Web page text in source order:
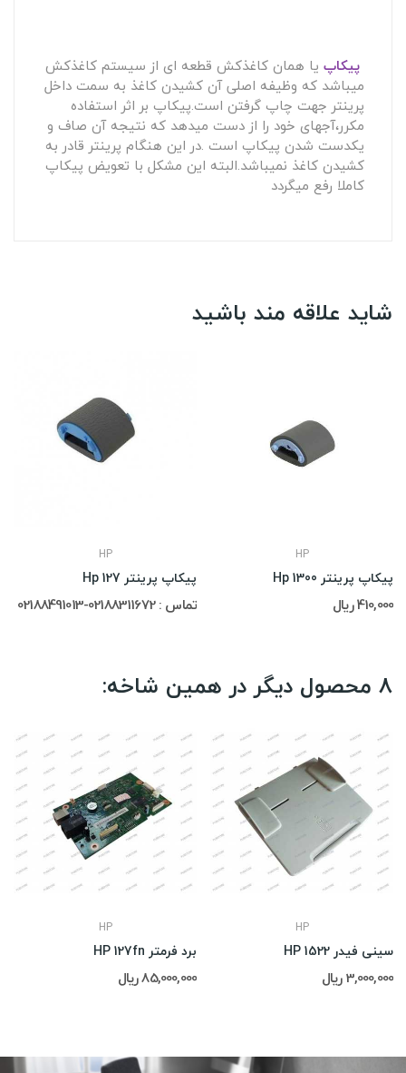
پیکاپ یا همان کاغذکش قطعه ای از سیستم کاغذکش
میباشد که وظیفه اصلی آن کشیدن کاغذ به سمت داخل
پرینتر جهت چاپ گرفتن است.پیکاپ بر اثر استفاده
مکرر،آجهای خود را از دست میدهد که نتیجه آن صاف و
یکدست شدن پیکاپ است .در این هنگام پرینتر قادر به
کشیدن کاغذ نمیباشد.البته این مشکل با تعویض پیکاپ
کاملا رفع میگردد
شاید علاقه مند باشید
HP
پیکاپ پرینتر Hp 127
تماس : 02188311672-02188491013
HP
پیکاپ پرینتر Hp 1300
410,000 ریال
8 محصول دیگر در همین شاخه:
HP
برد فرمتر HP 127fn
85,000,000 ریال
HP
سینی فیدر HP 1522
3,000,000 ریال